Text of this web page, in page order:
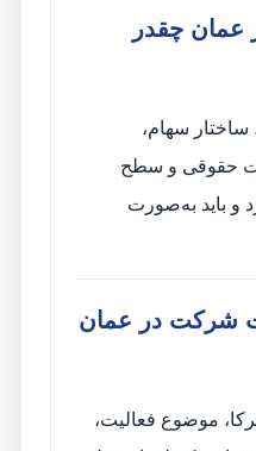
عمان چقدر
ساختار سهام،
حقوقی و سطح
و باید به‌صورت
شرکت در عمان
موضوع فعالیت،